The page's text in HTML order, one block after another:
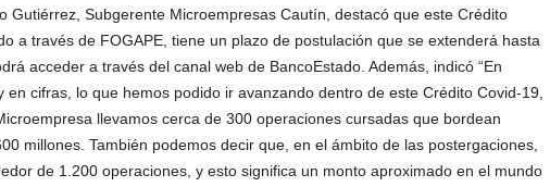
Gutiérrez, Subgerente Microempresas Cautín, destacó que este Crédito
a través de FOGAPE, tiene un plazo de postulación que se extenderá hasta
acceder a través del canal web de BancoEstado. Además, indicó “En
en cifras, lo que hemos podido ir avanzando dentro de este Crédito Covid-19,
llevamos cerca de 300 operaciones cursadas que bordean
millones. También podemos decir que, en el ámbito de las postergaciones,
de 1.200 operaciones, y esto significa un monto aproximado en el mundo